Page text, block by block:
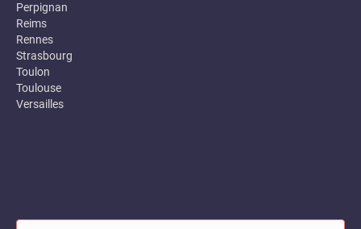
Perpignan
Reims
Rennes
Strasbourg
Toulon
Toulouse
Versailles